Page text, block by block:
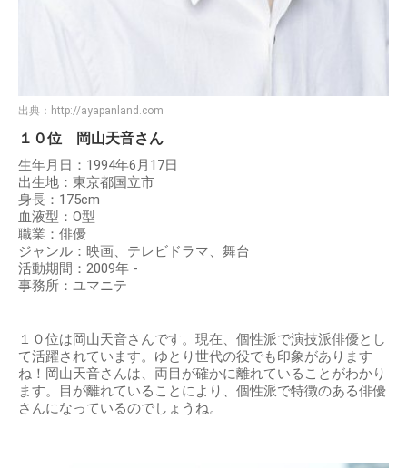
出典： http://ayapanland.com
１０位 岡山天音さん
生年月日：1994年6月17日
出生地：東京都国立市
身長：175cm
血液型：O型
職業：俳優
ジャンル：映画、テレビドラマ、舞台
活動期間：2009年 -
事務所：ユマニテ
１０位は岡山天音さんです。現在、個性派で演技派俳優とし
て活躍されています。ゆとり世代の役でも印象があります
ね！岡山天音さんは、両目が確かに離れていることがわかり
ます。目が離れていることにより、個性派で特徴のある俳優
さんになっているのでしょうね。